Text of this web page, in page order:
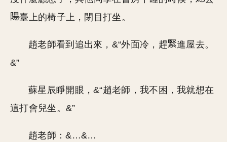
臺上的椅子上，閉目打坐。
趙老師看到追出來，&“外面冷，趕
進屋去。
&”
蘇星辰睜開眼，&“趙老師，我不困，我就想在
這打會兒坐。&”
趙老師：&…&…